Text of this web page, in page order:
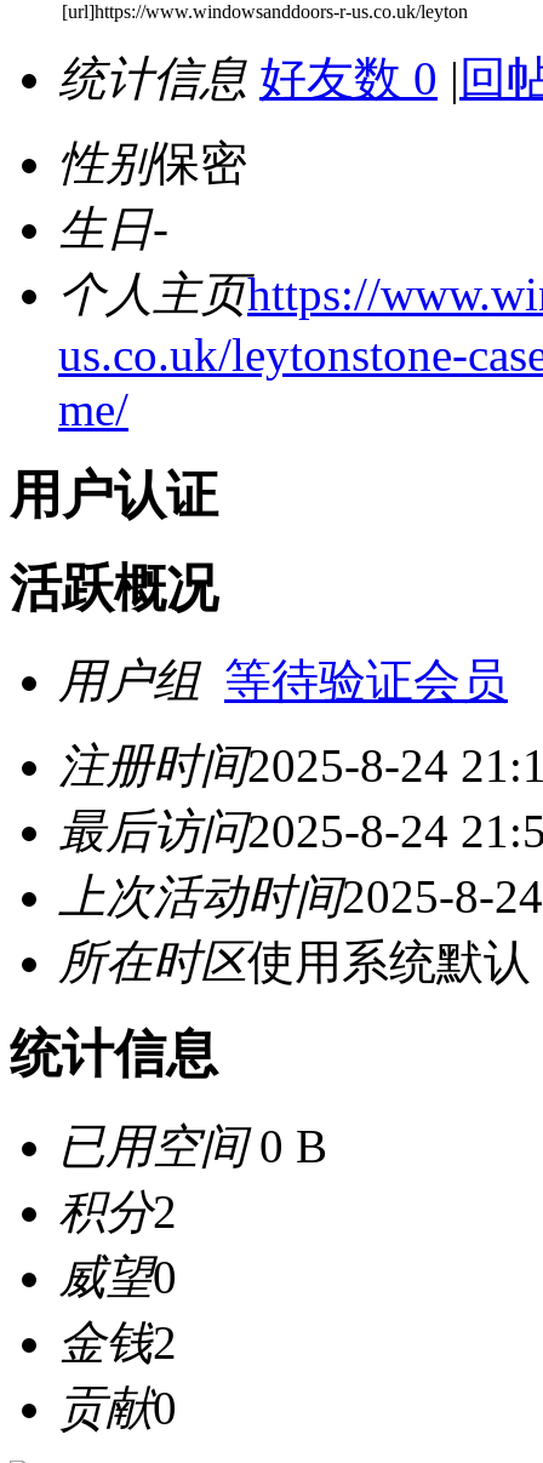
[url]https://www.windowsanddoors-r-us.co.uk/leyton
统计信息 好友数 0 | 回
性别保密
生日-
个人主页https://
us.co.uk/leytonstone-
me/
用户认证
活跃概况
用户组 等待验证会员
注册时间2025-8-24
最后访问2025-8-24
上次活动时间2025-8-
所在时区使用系统默认
统计信息
已用空间0 B
积分2
威望0
金钱2
贡献0